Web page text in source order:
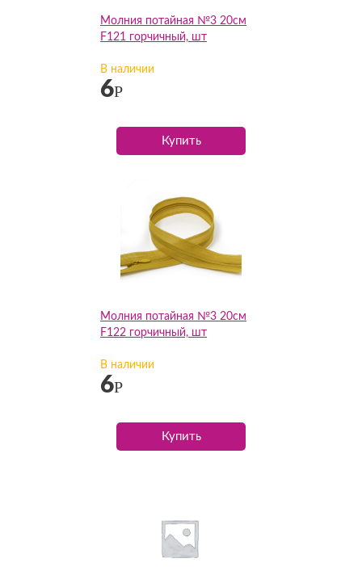
Молния потайная №3 20см
F121 горчичный, шт
В наличии
6Р
Купить
Молния потайная №3 20см
F122 горчичный, шт
В наличии
6Р
Купить